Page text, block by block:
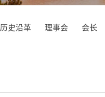
历史沿革 理事会 会长